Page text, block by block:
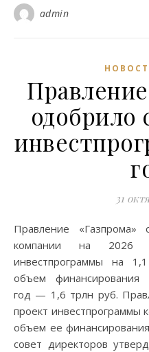
admin
одобрило
31
Правление «Газпрома» одобрило проект бюджета
компании на 2026
инвестпрограммы на
объем финансирования
год — 1,6 трлн руб.
проект инвестпрограммы
объем ее
совет директоров